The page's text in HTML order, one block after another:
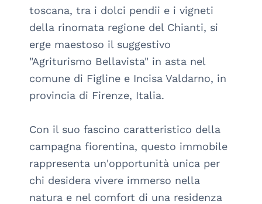
toscana, tra i dolci pendii e i vigneti
della rinomata regione del Chianti, si
erge maestoso il suggestivo
"Agriturismo Bellavista" in asta nel
comune di Figline e Incisa Valdarno, in
provincia di Firenze, Italia.
Con il suo fascino caratteristico della
campagna fiorentina, questo immobile
rappresenta un'opportunità unica per
chi desidera vivere immerso nella
natura e nel comfort di una residenza